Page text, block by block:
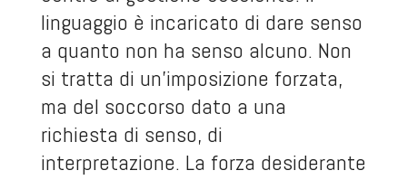
linguaggio è incaricato di dare senso
a quanto non ha senso alcuno. Non
si tratta di un’imposizione forzata,
ma del soccorso dato a una
richiesta di senso, di
interpretazione. La forza desiderante